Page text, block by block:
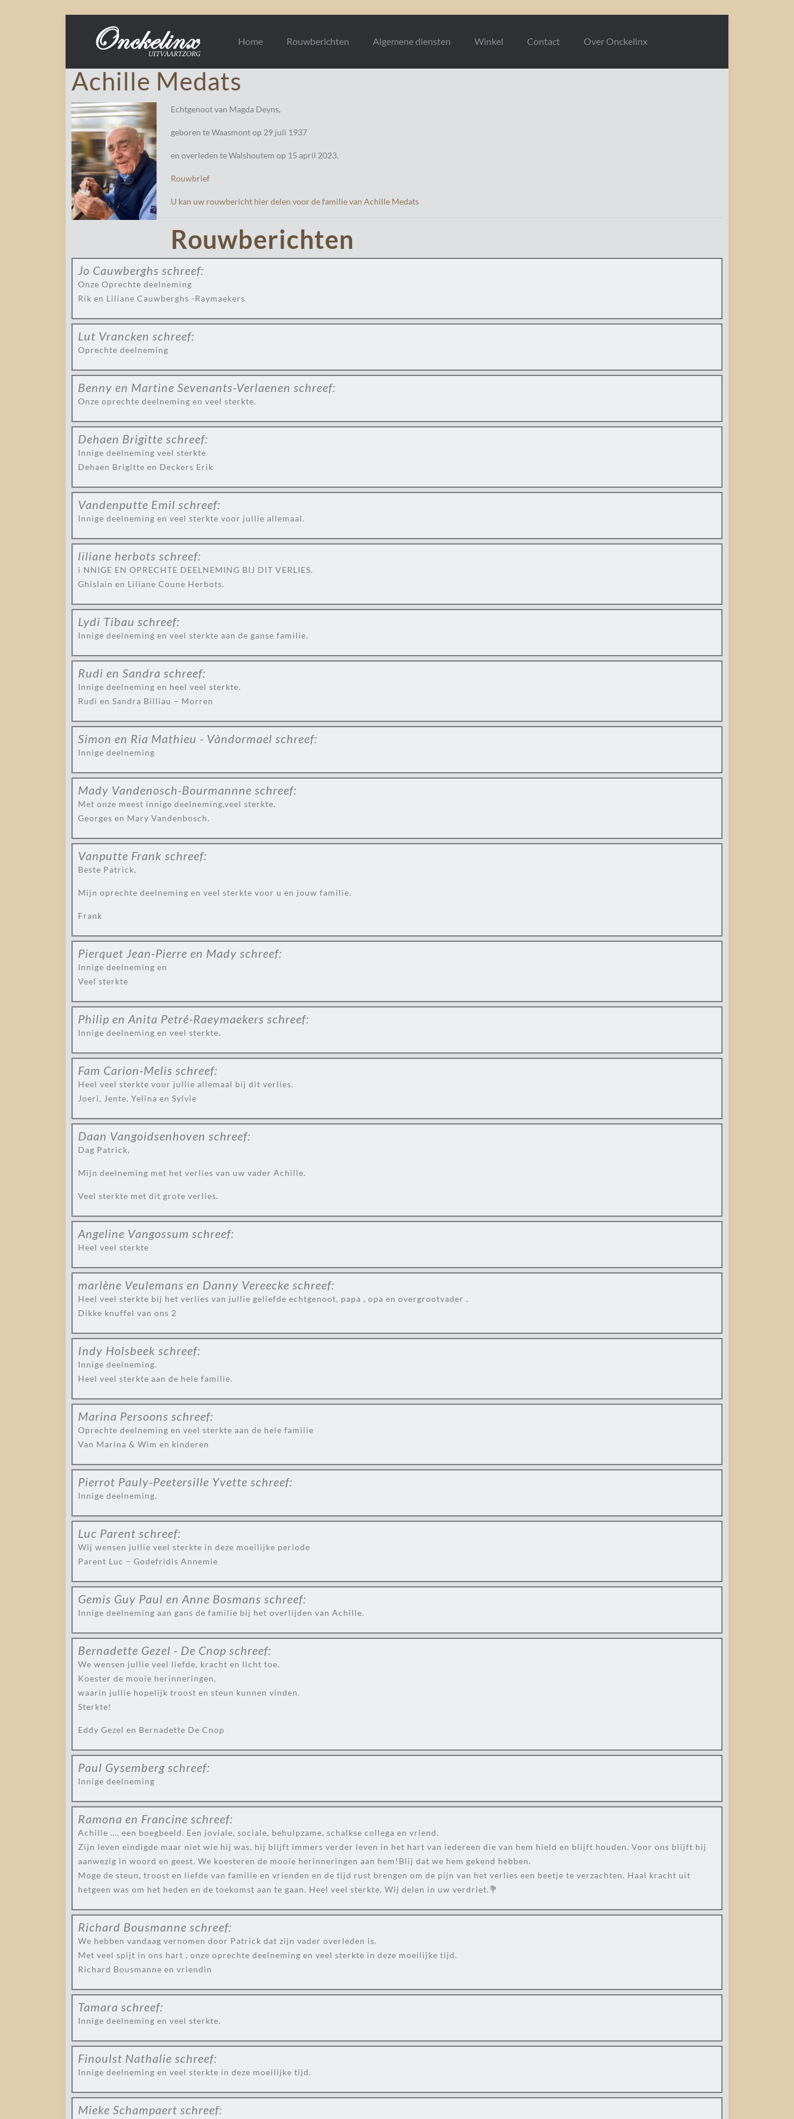
Home Rouwberichten Algemene diensten Winkel Contact Over Onckelinx
Achille Medats
Echtgenoot van Magda Deyns,
geboren te Waasmont op 29 juli 1937
en overleden te Walshoutem op 15 april 2023.
Rouwbrief
U kan uw rouwbericht hier delen voor de familie van Achille Medats
Rouwberichten
Jo Cauwberghs schreef:
Onze Oprechte deelneming
Rik en Liliane Cauwberghs -Raymaekers
Lut Vrancken schreef:
Oprechte deelneming
Benny en Martine Sevenants-Verlaenen schreef:
Onze oprechte deelneming en veel sterkte.
Dehaen Brigitte schreef:
Innige deelneming veel sterkte
Dehaen Brigitte en Deckers Erik
Vandenputte Emil schreef:
Innige deelneming en veel sterkte voor jullie allemaal.
liliane herbots schreef:
i NNIGE EN OPRECHTE DEELNEMING BIJ DIT VERLIES.
Ghislain en Liliane Coune Herbots.
Lydi Tibau schreef:
Innige deelneming en veel sterkte aan de ganse familie.
Rudi en Sandra schreef:
Innige deelneming en heel veel sterkte.
Rudi en Sandra Billiau – Morren
Simon en Ria Mathieu - Vàndormael schreef:
Innige deelneming
Mady Vandenosch-Bourmannne schreef:
Met onze meest innige deelneming,veel sterkte.
Georges en Mary Vandenbosch.
Vanputte Frank schreef:
Beste Patrick,
Mijn oprechte deelneming en veel sterkte voor u en jouw familie.
Frank
Pierquet Jean-Pierre en Mady schreef:
Innige deelneming en
Veel sterkte
Philip en Anita Petré-Raeymaekers schreef:
Innige deelneming en veel sterkte.
Fam Carion-Melis schreef:
Heel veel sterkte voor jullie allemaal bij dit verlies.
Joeri, Jente, Yelina en Sylvie
Daan Vangoidsenhoven schreef:
Dag Patrick,
Mijn deelneming met het verlies van uw vader Achille.
Veel sterkte met dit grote verlies.
Angeline Vangossum schreef:
Heel veel sterkte
marlène Veulemans en Danny Vereecke schreef:
Heel veel sterkte bij het verlies van jullie geliefde echtgenoot, papa , opa en overgrootvader .
Dikke knuffel van ons 2
Indy Holsbeek schreef:
Innige deelneming.
Heel veel sterkte aan de hele familie.
Marina Persoons schreef:
Oprechte deelneming en veel sterkte aan de hele familie
Van Marina & Wim en kinderen
Pierrot Pauly-Peetersille Yvette schreef:
Innige deelneming.
Luc Parent schreef:
Wij wensen jullie veel sterkte in deze moeilijke periode
Parent Luc – Godefridis Annemie
Gemis Guy Paul en Anne Bosmans schreef:
Innige deelneming aan gans de familie bij het overlijden van Achille.
Bernadette Gezel - De Cnop schreef:
We wensen jullie veel liefde, kracht en licht toe.
Koester de mooie herinneringen,
waarin jullie hopelijk troost en steun kunnen vinden.
Sterkte!
Eddy Gezel en Bernadette De Cnop
Paul Gysemberg schreef:
Innige deelneming
Ramona en Francine schreef:
Achille …. een boegbeeld. Een joviale, sociale, behulpzame, schalkse collega en vriend.
Zijn leven eindigde maar niet wie hij was, hij blijft immers verder leven in het hart van iedereen die van hem hield en blijft houden. Voor ons blijft hij
aanwezig in woord en geest. We koesteren de mooie herinneringen aan hem!Blij dat we hem gekend hebben.
Moge de steun, troost en liefde van familie en vrienden en de tijd rust brengen om de pijn van het verlies een beetje te verzachten. Haal kracht uit
hetgeen was om het heden en de toekomst aan te gaan. Heel veel sterkte. Wij delen in uw verdriet.💐
Richard Bousmanne schreef:
We hebben vandaag vernomen door Patrick dat zijn vader overleden is.
Met veel spijt in ons hart , onze oprechte deelneming en veel sterkte in deze moeilijke tijd.
Richard Bousmanne en vriendin
Tamara schreef:
Innige deelneming en veel sterkte.
Finoulst Nathalie schreef:
Innige deelneming en veel sterkte in deze moeilijke tijd.
Mieke Schampaert schreef: